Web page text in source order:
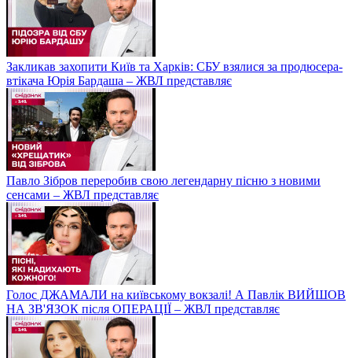
Закликав захопити Київ та Харків: СБУ взялися за продюсера-
втікача Юрія Бардаша – ЖВЛ представляє
Павло Зібров переробив свою легендарну пісню з новими
сенсами – ЖВЛ представляє
Голос ДЖАМАЛИ на київському вокзалі! А Павлік ВИЙШОВ
НА ЗВ'ЯЗОК після ОПЕРАЦІЇ – ЖВЛ представляє